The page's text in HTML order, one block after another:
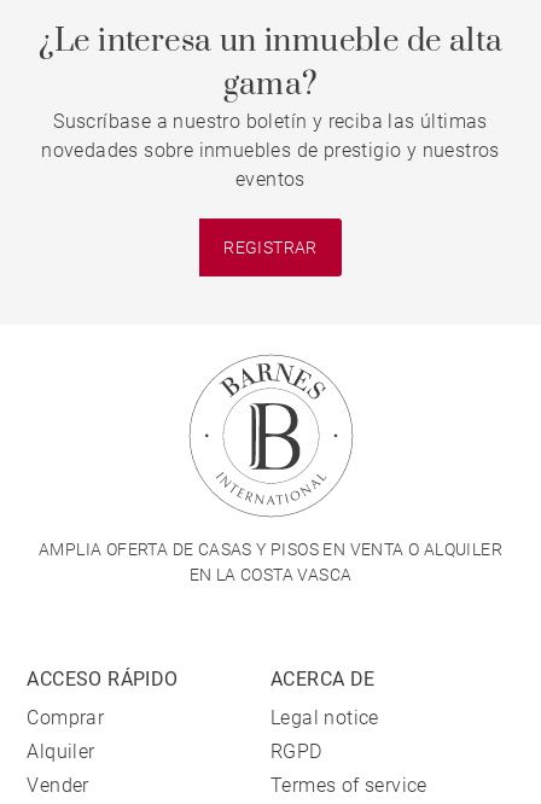
¿Le interesa un inmueble de alta
gama?
Suscríbase a nuestro boletín y reciba las últimas
novedades sobre inmuebles de prestigio y nuestros
eventos
REGISTRAR
AMPLIA OFERTA DE CASAS Y PISOS EN VENTA O ALQUILER
EN LA COSTA VASCA
ACCESO RÁPIDO
Comprar
Alquiler
Vender
ACERCA DE
Legal notice
RGPD
Termes of service